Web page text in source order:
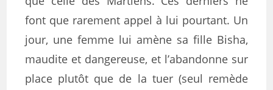
font que rarement appel à lui pourtant. Un
jour, une femme lui amène sa fille Bisha,
maudite et dangereuse, et l’abandonne sur
place plutôt que de la tuer (seul remède